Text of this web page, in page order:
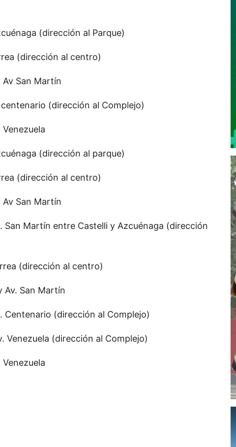
(dirección al Parque)
(dirección al centro)
Av San Martín
(dirección al Complejo)
(dirección al parque)
(dirección al centro)
Av San Martín
San Martín entre Castelli y Azcuénaga (dirección
(dirección al centro)
Av. San Martín
Centenario (dirección al Complejo)
Venezuela (dirección al Complejo)